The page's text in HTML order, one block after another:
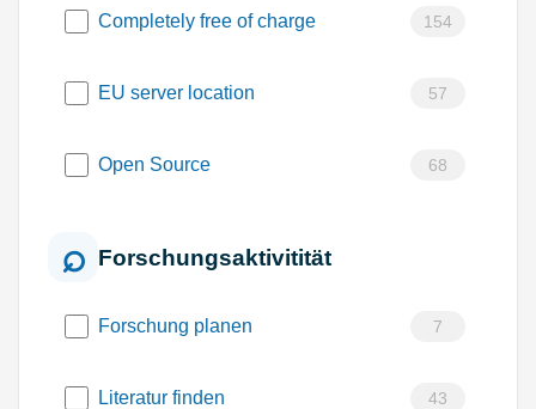
Completely free of charge 154
EU server location 57
Open Source 68
Forschungsaktivitität
Forschung planen 7
Literatur finden 43